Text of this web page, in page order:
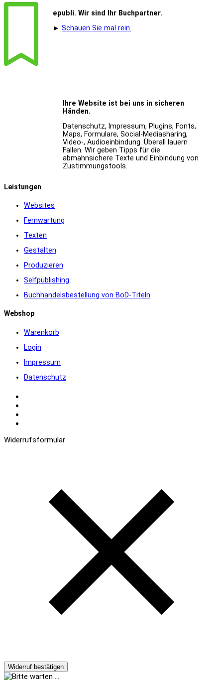
epubli. Wir sind Ihr Buchpartner.
►Schauen Sie mal rein.
Ihre Website ist bei uns in sicheren
Händen.
Datenschutz, Impressum, Plugins, Fonts,
Maps, Formulare, Social-Mediasharing,
Video-, Audioeinbindung. Überall lauern
Fallen. Wir geben Tipps für die
abmahnsichere Texte und Einbindung von
Zustimmungstools.
Leistungen
Websites
Fernwartung
Texten
Gestalten
Produzieren
Selfpublishing
Buchhandelsbestellung von BoD-Titeln
Webshop
Warenkorb
Login
Impressum
Datenschutz
Widerrufsformular
Widerruf bestätigen